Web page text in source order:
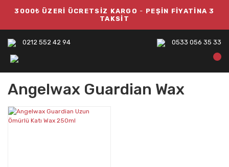
3000₺ ÜZERİ ÜCRETSİZ KARGO - PEŞİN FİYATİNA 3
TAKSİT
0212 552 42 94 0533 056 35 33
Angelwax Guardian Wax